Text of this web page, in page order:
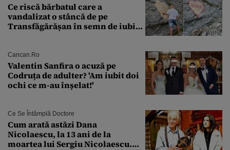
Ce riscă bărbatul care a
vandalizat o stâncă de pe
Transfăgărășan în semn de iubire
Cancan.ro
Valentin Sanfira o acuză pe
Codruța de adulter? 'Am iubit doi
ochi ce m-au înșelat!'
Ce Se Întâmplă Doctore
Cum arată astăzi Dana
Nicolaescu, la 13 ani de la
moartea lui Sergiu Nicolaescu.